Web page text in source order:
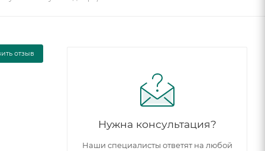
отзыв
Нужна консультация?
Наши специалисты ответят на любой